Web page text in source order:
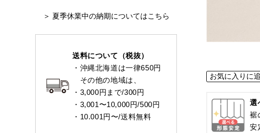
お気に入りに
選
裾
安
＞ 夏季休業中の納期についてはこちら
送料について（税抜）
・沖縄北海道は一律650円
その他の地域は、
・3,000円まで/300円
・3,001〜10,000円/500円
・10.001円〜/送料無料